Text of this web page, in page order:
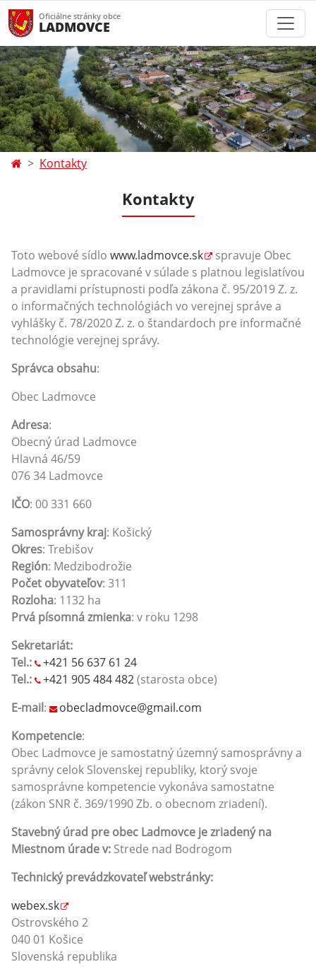
Oficiálne stránky obce
LADMOVCE
Kontakty
Kontakty
Toto webové sídlo www.ladmovce.sk
spravuje Obec
Ladmovce je spracované v súlade s platnou legislatívou
a pravidlami prístupnosti podľa zákona č. 95/2019 Z. z.
o informačných technológiách vo verejnej správe a
vyhlášky č. 78/2020 Z. z. o štandardoch pre informačné
technológie verejnej správy.
Správca obsahu:
Obec Ladmovce
Adresa:
Obecný úrad Ladmovce
Hlavná 46/59
076 34 Ladmovce
IČO: 00 331 660
Samosprávny kraj: Košický
Okres: Trebišov
Región: Medzibodrožie
Počet obyvateľov: 311
Rozloha: 1132 ha
Prvá písomná zmienka: v roku 1298
Sekretariát:
Tel.:
+421 56 637 61 24
Tel.:
+421 905 484 482(starosta obce)
E-mail:
obecladmovce@gmail.com
Kompetencie:
Obec Ladmovce je samostatný územný samosprávny a
správny celok Slovenskej republiky, ktorý svoje
samosprávne kompetencie vykonáva samostatne
(zákon SNR č. 369/1990 Zb. o obecnom zriadení).
Stavebný úrad pre obec Ladmovce je zriadený na
Miestnom úrade v: Strede nad Bodrogom
Technický prevádzkovateľ webstránky:
webex.sk
Ostrovského 2
040 01 Košice
Slovenská republika